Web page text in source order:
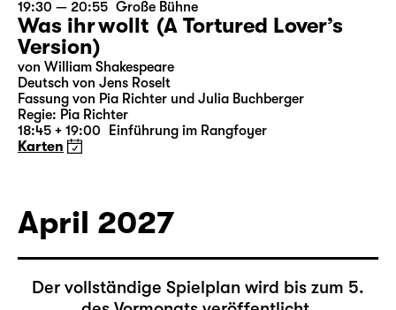
Mo 29.03.
19:30 — 20:55 Große Bühne
Was ihr wollt (A Tortured Lover’s
Version)
von William Shakespeare
Deutsch von Jens Roselt
Karten
April 2027